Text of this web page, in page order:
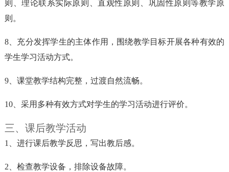
则、理论联系实际原则、直观性原则、巩固性原则等教学原
则。
8、充分发挥学生的主体作用，围绕教学目标开展各种有效的
学生学习活动方式。
9、课堂教学结构完整，过渡自然流畅。
10、采用多种有效方式对学生的学习活动进行评价。
三、课后教学活动
1、进行课后教学反思，写出教后感。
2、检查教学设备，排除设备故障。